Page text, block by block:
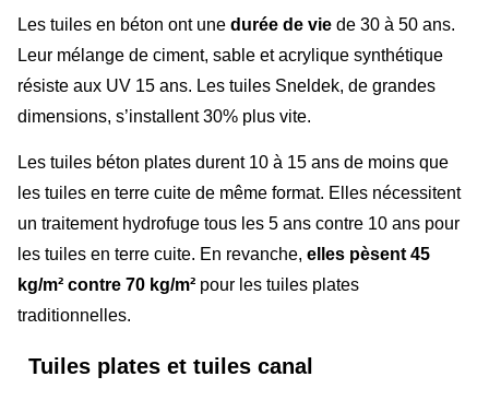
Les tuiles en béton ont une durée de vie de 30 à 50 ans.
Leur mélange de ciment, sable et acrylique synthétique
résiste aux UV 15 ans. Les tuiles Sneldek, de grandes
dimensions, s’installent 30% plus vite.
Les tuiles béton plates durent 10 à 15 ans de moins que
les tuiles en terre cuite de même format. Elles nécessitent
un traitement hydrofuge tous les 5 ans contre 10 ans pour
les tuiles en terre cuite. En revanche, elles pèsent 45
kg/m² contre 70 kg/m² pour les tuiles plates
traditionnelles.
Tuiles plates et tuiles canal